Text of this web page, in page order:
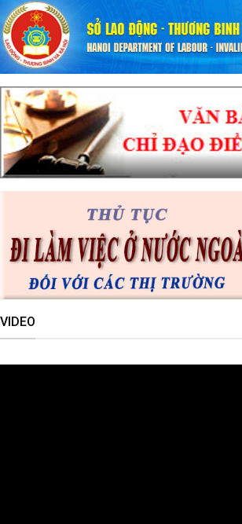
VIDEO